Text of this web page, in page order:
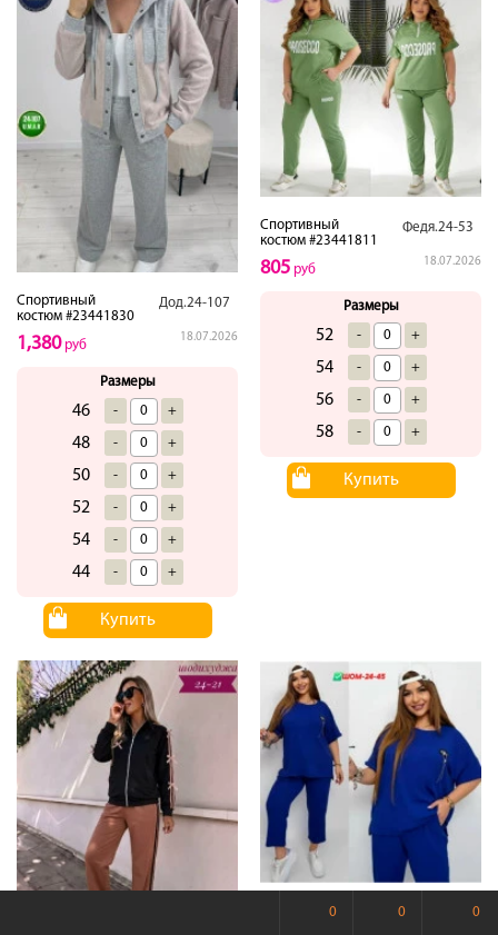
Спортивный
костюм #23441830
Дод.24-107
18.07.2026
1,380руб
Размеры
46 - +
48 - +
50 - +
52 - +
54 - +
44 - +
Купить
Спортивный
костюм #23441811
Федя.24-53
18.07.2026
805 руб
Размеры
52 - +
54 - +
56 - +
58 - +
Купить
Спортивный
24-45
0 0 0